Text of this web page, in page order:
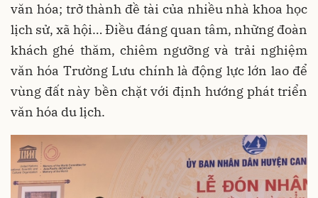
văn hóa; trở thành đề tài của nhiều nhà khoa học
lịch sử, xã hội… Điều đáng quan tâm, những đoàn
khách ghé thăm, chiêm ngưỡng và trải nghiệm
văn hóa Trường Lưu chính là động lực lớn lao để
vùng đất này bền chặt với định hướng phát triển
văn hóa du lịch.